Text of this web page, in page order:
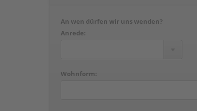
An wen dürfen wir uns wenden?
Anrede:
Wohnform: